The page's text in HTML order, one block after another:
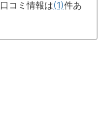
コミ情報は(1)件あ